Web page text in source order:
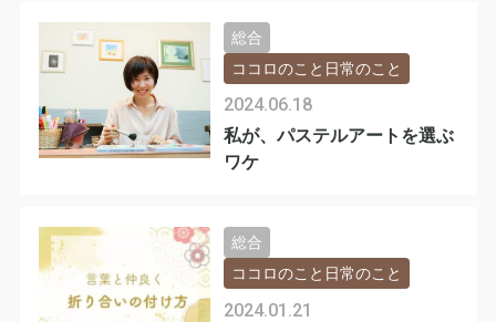
私が、パステルアートを選ぶ
ワケ
2024.06.18
総合
ココロのこと日常のこと
2024.01.21
総合
ココロのこと日常のこと